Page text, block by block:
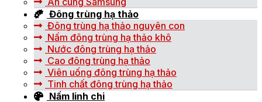
Đông trùng hạ thảo
Đông trùng hạ thảo nguyên con
Nấm đông trùng hạ thảo khô
Nước đông trùng hạ thảo
Cao đông trùng hạ thảo
Viên uống đông trùng hạ thảo
Tinh chất đông trùng hạ thảo
Nấm linh chi